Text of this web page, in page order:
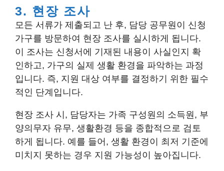
3. 현장 조사
모든 서류가 제출되고 난 후, 담당 공무원이 신청
가구를 방문하여 현장 조사를 실시하게 됩니다.
이 조사는 신청서에 기재된 내용이 사실인지 확
인하고, 가구의 실제 생활 환경을 파악하는 과정
입니다. 즉, 지원 대상 여부를 결정하기 위한 필수
적인 단계입니다.
현장 조사 시, 담당자는 가족 구성원의 소득원, 부
양의무자 유무, 생활환경 등을 종합적으로 검토
하게 됩니다. 예를 들어, 생활 환경이 최저 기준에
미치지 못하는 경우 지원 가능성이 높아집니다.